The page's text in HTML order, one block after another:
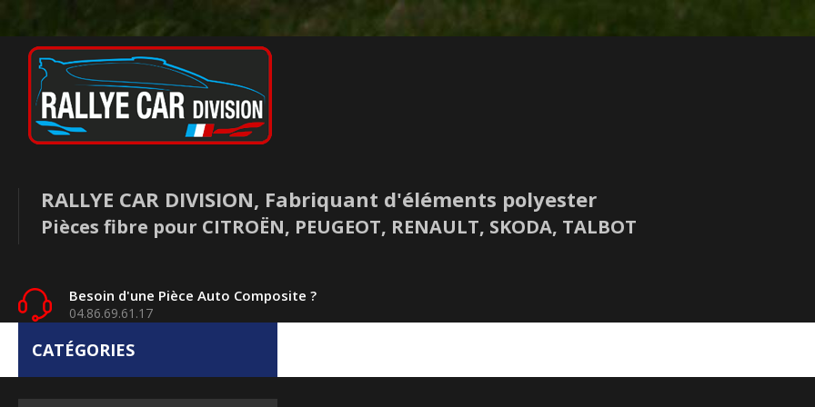
RALLYE CAR DIVISION, Fabriquant d'éléments polyester
Pièces fibre pour CITROËN, PEUGEOT, RENAULT, SKODA, TALBOT
Besoin d'une Pièce Auto Composite ?
04.86.69.61.17
CATÉGORIES